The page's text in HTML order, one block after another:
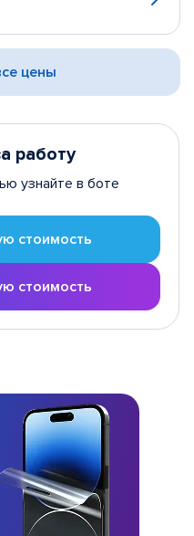
цены
работу
узнайте в боте
стоимость
стоимость